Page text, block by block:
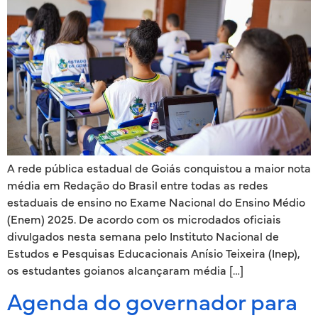
A rede pública estadual de Goiás conquistou a maior nota
média em Redação do Brasil entre todas as redes
estaduais de ensino no Exame Nacional do Ensino Médio
(Enem) 2025. De acordo com os microdados oficiais
divulgados nesta semana pelo Instituto Nacional de
Estudos e Pesquisas Educacionais Anísio Teixeira (Inep),
os estudantes goianos alcançaram média […]
Agenda do governador para